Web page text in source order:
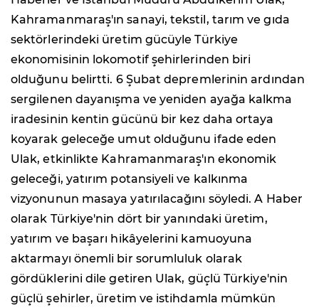
Kahramanmaraş'ın sanayi, tekstil, tarım ve gıda
sektörlerindeki üretim gücüyle Türkiye
ekonomisinin lokomotif şehirlerinden biri
olduğunu belirtti. 6 Şubat depremlerinin ardından
sergilenen dayanışma ve yeniden ayağa kalkma
iradesinin kentin gücünü bir kez daha ortaya
koyarak geleceğe umut olduğunu ifade eden
Ulak, etkinlikte Kahramanmaraş'ın ekonomik
geleceği, yatırım potansiyeli ve kalkınma
vizyonunun masaya yatırılacağını söyledi. A Haber
olarak Türkiye'nin dört bir yanındaki üretim,
yatırım ve başarı hikâyelerini kamuoyuna
aktarmayı önemli bir sorumluluk olarak
gördüklerini dile getiren Ulak, güçlü Türkiye'nin
güçlü şehirler, üretim ve istihdamla mümkün